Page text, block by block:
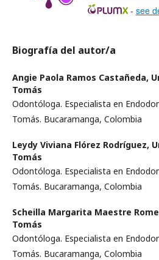
- see
Biografía del autor/a
Angie Paola Ramos Castañeda,
Tomás
Odontóloga. Especialista en
Tomás. Bucaramanga, Colombia
Leydy Viviana Flórez Rodríguez,
Tomás
Odontóloga. Especialista en
Tomás. Bucaramanga, Colombia
Scheilla Margarita Maestre
Tomás
Odontóloga. Especialista en
Tomás. Bucaramanga, Colombia